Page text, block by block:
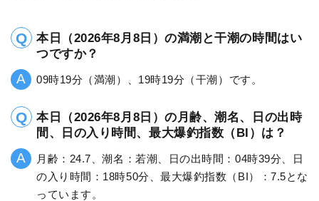
本日（2026年8月8日）の満潮と干潮の時間はい
つですか？
09時19分（満潮）、19時19分（干潮）です。
本日（2026年8月8日）の月齢、潮名、日の出時
間、日の入り時間、最大爆釣指数（BI）は？
月齢：24.7、潮名：若潮、日の出時間：04時39分、日
の入り時間：18時50分、最大爆釣指数（BI）：7.5とな
っています。